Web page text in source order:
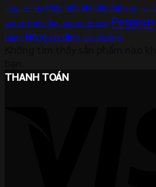
máy nén khí máy nén khí dây đai máy nén
vặn vít máy đục Máy đục bê tông Pegasus
hàng Động cơ điện đục bê tông
THANH TOÁN